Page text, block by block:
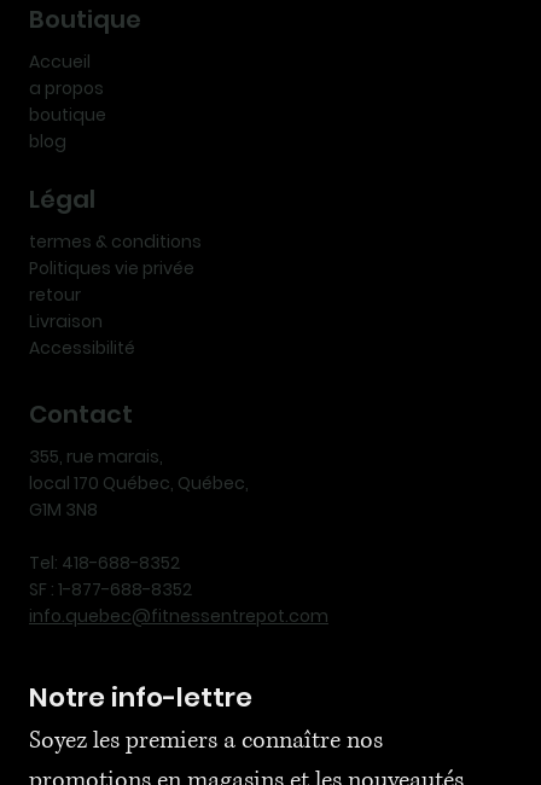
Boutique
Accueil
a propos
boutique
blog
Légal
termes & conditions
Politiques vie privée
retour
Livraison
Accessibilité
Contact
355, rue marais,
local 170 Québec, Québec,
G1M 3N8
Tel: 418-688-8352
SF : 1-877-688-8352
info.quebec@fitnessentrepot.com
Notre info-lettre
Soyez les premiers a connaître nos